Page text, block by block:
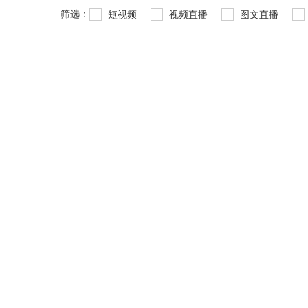
筛选： 短视频 视频直播 图文直播